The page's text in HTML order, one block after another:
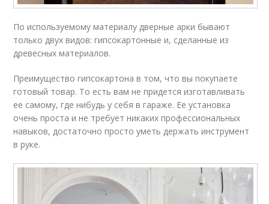
По используемому материалу дверные арки бывают
только двух видов: гипсокартонные и, сделанные из
древесных материалов.
Преимущество гипсокартона в том, что вы покупаете
готовый товар. То есть вам не придется изготавливать
ее самому, где нибудь у себя в гараже. Ее установка
очень проста и не требует никаких профессиональных
навыков, достаточно просто уметь держать инструмент
в руке.